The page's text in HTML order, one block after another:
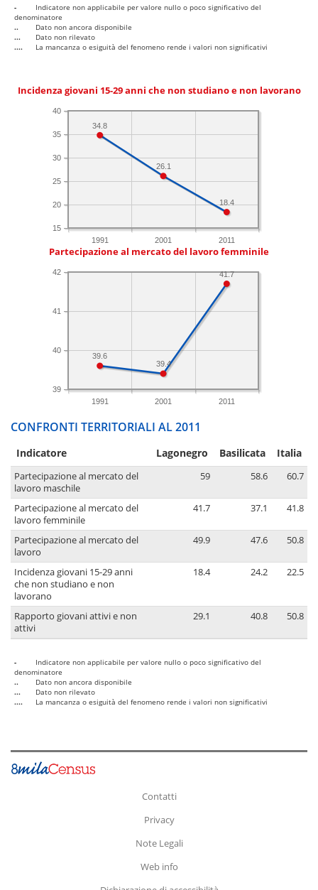
-
Indicatore non applicabile per valore nullo o poco significativo del
denominatore
..
Dato non ancora disponibile
...
Dato non rilevato
....
La mancanza o esiguità del fenomeno rende i valori non significativi
Incidenza giovani 15-29 anni che non studiano e non lavorano
1991 2001 2011
15
20
25
30
35
40
18.4
26.1
34.8
Partecipazione al mercato del lavoro femminile
1991 2001 2011
39
40
41
42 41.7
39.4
39.6
CONFRONTI TERRITORIALI AL 2011
Indicatore Lagonegro Basilicata Italia
Partecipazione al mercato del
lavoro maschile
59 58.6 60.7
Partecipazione al mercato del
lavoro femminile
41.7 37.1 41.8
Partecipazione al mercato del
lavoro
49.9 47.6 50.8
Incidenza giovani 15-29 anni
che non studiano e non
lavorano
18.4 24.2 22.5
Rapporto giovani attivi e non
attivi
29.1 40.8 50.8
-
Indicatore non applicabile per valore nullo o poco significativo del
denominatore
..
Dato non ancora disponibile
...
Dato non rilevato
....
La mancanza o esiguità del fenomeno rende i valori non significativi
Contatti
Privacy
Note Legali
Web info